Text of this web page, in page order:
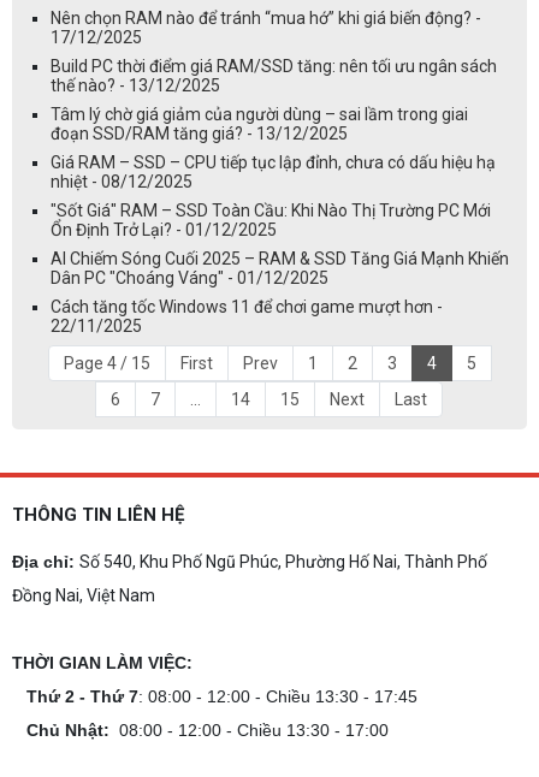
Nên chọn RAM nào để tránh “mua hớ” khi giá biến động? -
17/12/2025
Build PC thời điểm giá RAM/SSD tăng: nên tối ưu ngân sách
thế nào? - 13/12/2025
Tâm lý chờ giá giảm của người dùng – sai lầm trong giai
đoạn SSD/RAM tăng giá? - 13/12/2025
Giá RAM – SSD – CPU tiếp tục lập đỉnh, chưa có dấu hiệu hạ
nhiệt - 08/12/2025
"Sốt Giá" RAM – SSD Toàn Cầu: Khi Nào Thị Trường PC Mới
Ổn Định Trở Lại? - 01/12/2025
AI Chiếm Sóng Cuối 2025 – RAM & SSD Tăng Giá Mạnh Khiến
Dân PC "Choáng Váng" - 01/12/2025
Cách tăng tốc Windows 11 để chơi game mượt hơn -
22/11/2025
Page 4 / 15
First Prev 1 2 3 4
5
6
7 14 15 Next Last
THÔNG TIN LIÊN HỆ
Địa chỉ: Số 540, Khu Phố Ngũ Phúc, Phường Hố Nai, Thành Phố
Đồng Nai, Việt Nam
THỜI GIAN LÀM VIỆC:
Thứ 2 - Thứ 7: 08:00 - 12:00 - Chiều 13:30 - 17:45
Chủ Nhật: 08:00 - 12:00 - Chiều 13:30 - 17:00